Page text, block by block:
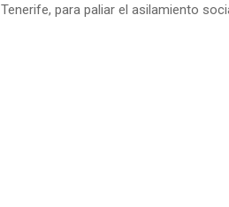
Tenerife, para paliar el asilamiento